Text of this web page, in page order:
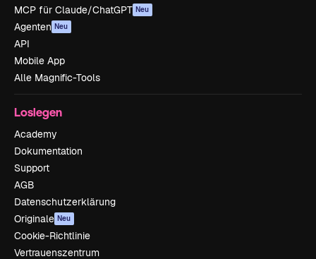
MCP für Claude/ChatGPT Neu
Agenten Neu
API
Mobile App
Alle Magnific-Tools
Loslegen
Academy
Dokumentation
Support
AGB
Datenschutzerklärung
Originale Neu
Cookie-Richtlinie
Vertrauenszentrum